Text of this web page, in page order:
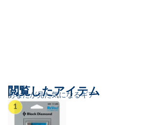
あなたが見た気になるギア
閲覧したアイテム
1